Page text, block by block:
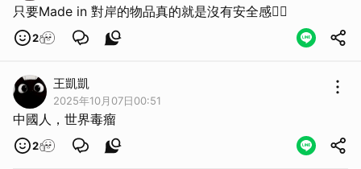
只要Made in 對岸的物品真的就是沒有安全感😮‍💨
2
王凱凱
2025年10月07日00:51
中國人，世界毒瘤
2
取消